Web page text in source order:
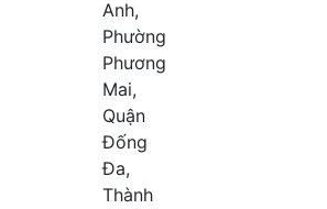
Anh,
Phường
Phương
Mai,
Quận
Đống
Đa,
Thành